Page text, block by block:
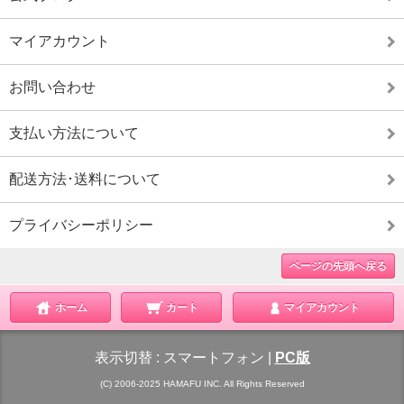
マイアカウント
お問い合わせ
支払い方法について
配送方法･送料について
プライバシーポリシー
ページの先頭へ戻る
ホーム カート マイアカウント
表示切替 : スマートフォン PC版
(C) 2006-2025 HAMAFU INC. All Rights Reserved